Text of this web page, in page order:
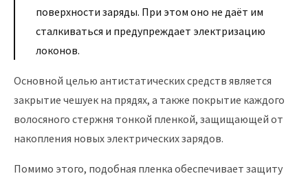
поверхности заряды. При этом оно не даёт им
сталкиваться и предупреждает электризацию
локонов.
Основной целью антистатических средств является
закрытие чешуек на прядях, а также покрытие каждого
волосяного стержня тонкой пленкой, защищающей от
накопления новых электрических зарядов.
Помимо этого, подобная пленка обеспечивает защиту